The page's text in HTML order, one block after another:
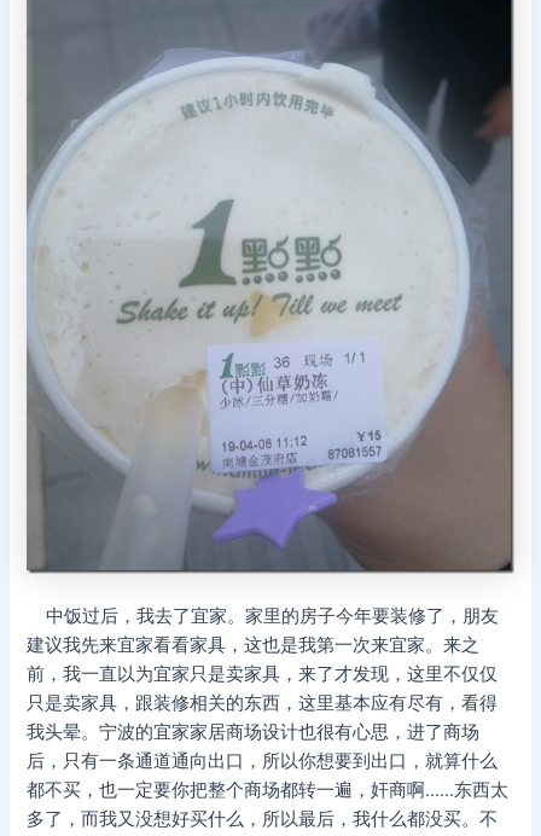
中饭过后，我去了宜家。家里的房子今年要装修了，朋友
建议我先来宜家看看家具，这也是我第一次来宜家。来之
前，我一直以为宜家只是卖家具，来了才发现，这里不仅仅
只是卖家具，跟装修相关的东西，这里基本应有尽有，看得
我头晕。宁波的宜家家居商场设计也很有心思，进了商场
后，只有一条通道通向出口，所以你想要到出口，就算什么
都不买，也一定要你把整个商场都转一遍，奸商啊……东西太
多了，而我又没想好买什么，所以最后，我什么都没买。不